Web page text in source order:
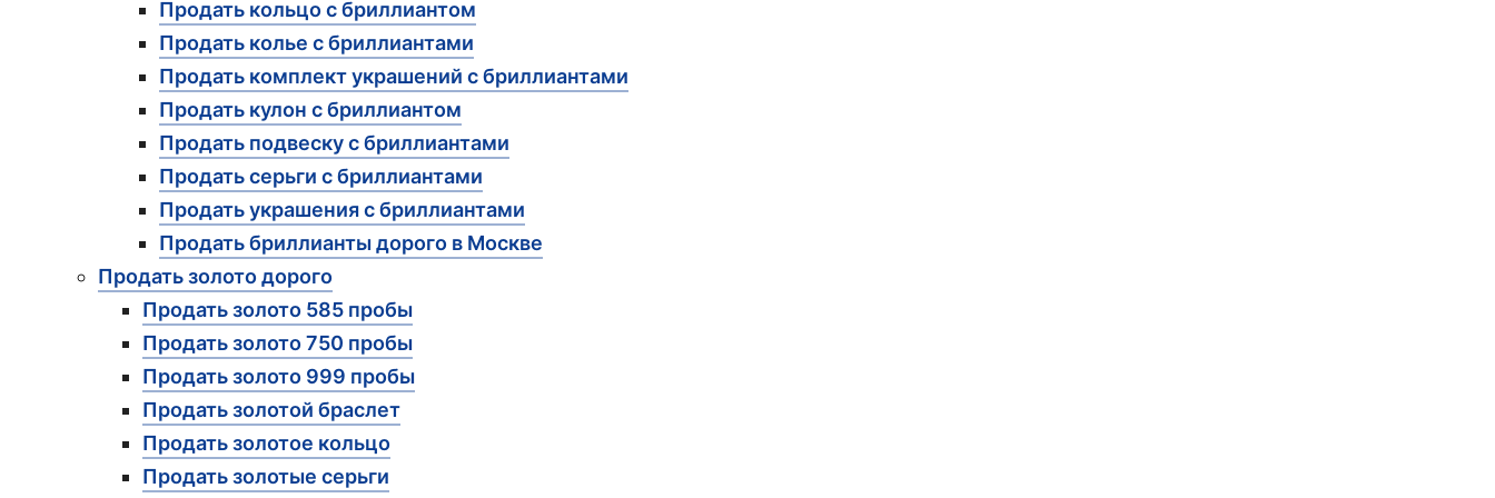
Продать кольцо с бриллиантом
Продать колье с бриллиантами
Продать комплект украшений с бриллиантами
Продать кулон с бриллиантом
Продать подвеску с бриллиантами
Продать серьги с бриллиантами
Продать украшения с бриллиантами
Продать бриллианты дорого в Москве
Продать золото дорого
Продать золото 585 пробы
Продать золото 750 пробы
Продать золото 999 пробы
Продать золотой браслет
Продать золотое кольцо
Продать золотые серьги